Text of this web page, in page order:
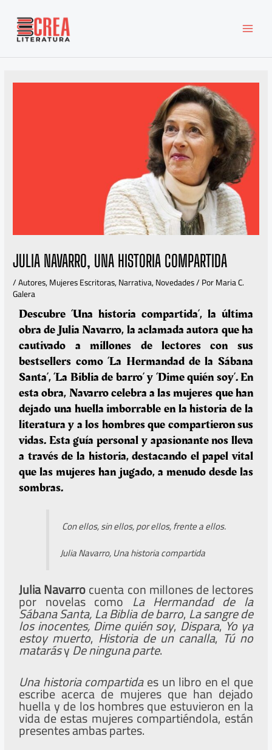
contenido
JULIA NAVARRO, UNA HISTORIA COMPARTIDA
/Autores,Mujeres Escritoras,Narrativa,Novedades/ PorMaria C.
Galera
Descubre ‘Una historia compartida’, la última
obra de Julia Navarro, la aclamada autora que ha
cautivado a millones de lectores con sus
bestsellers como ‘La Hermandad de la Sábana
Santa’, ‘La Biblia de barro’ y ‘Dime quién soy’. En
esta obra, Navarro celebra a las mujeres que han
dejado una huella imborrable en la historia de la
literatura y a los hombres que compartieron sus
vidas. Esta guía personal y apasionante nos lleva
a través de la historia, destacando el papel vital
que las mujeres han jugado, a menudo desde las
sombras.
Con ellos, sin ellos, por ellos, frente a ellos.
Julia Navarro, Una historia compartida
Julia Navarrocuenta con millones de lectores
por novelas comoLa Hermandad de la
Sábana Santa, La Biblia de barro,La sangre de
losinocentes,Dime quién soy,Dispara,Yo ya
estoy muerto,Historia de un canalla,Tú no
matarásyDe ninguna parte.
Una historia compartidaes un libro en el que
escribe acerca de mujeres que han dejado
huella y de los hombres que estuvieron en la
vida de estas mujeres compartiéndola, están
presentes ambas partes.